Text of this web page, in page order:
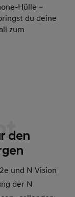
Hülle –
du deine
zum
den
und N Vision
der N